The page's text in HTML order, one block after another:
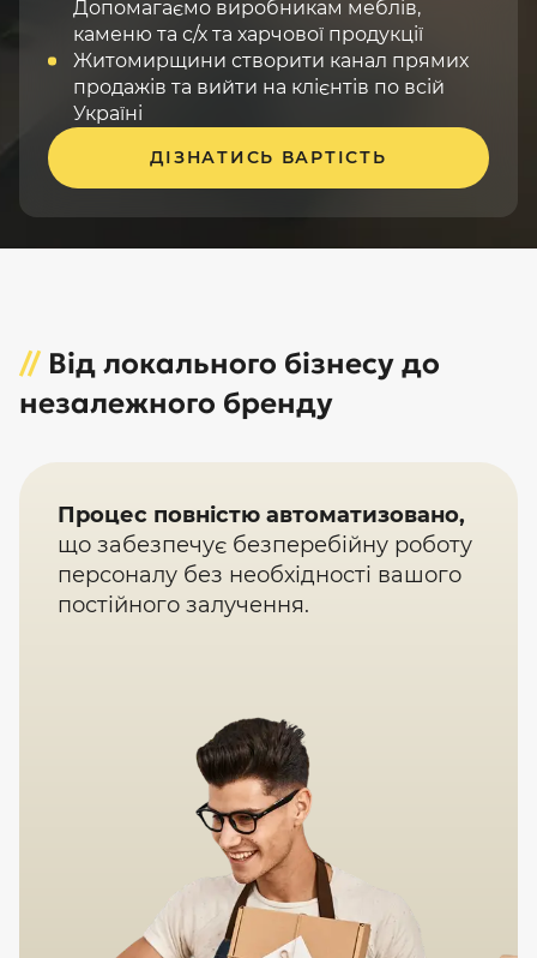
Допомагаємо виробникам меблів,
каменю та с/х та харчової продукції
Житомирщини створити канал прямих
продажів та вийти на клієнтів по всій
Україні
ДІЗНАТИСЬ ВАРТІСТЬ
// Від локального бізнесу до
незалежного бренду
Процес повністю автоматизовано,
що забезпечує безперебійну роботу
персоналу без необхідності вашого
постійного залучення.